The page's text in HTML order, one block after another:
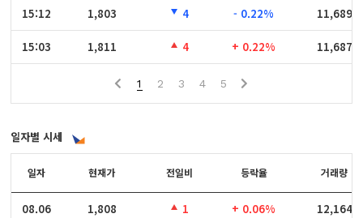
15:12
15:03
15:12 1,803 4 - 0.22% 11,689
15:03 1,811 4 + 0.22% 11,687
1 2 3 4 5
일자별 시세
일자
08.06
일자 현재가 전일비 등락율 거래량
08.06 1,808 1 + 0.06% 12,164